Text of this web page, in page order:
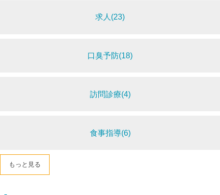
求人(23)
口臭予防(18)
訪問診療(4)
食事指導(6)
もっと見る